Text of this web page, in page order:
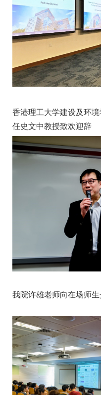
香港理工大学建设及环
任史文中教授致欢迎辞
我院许雄老师向在场师